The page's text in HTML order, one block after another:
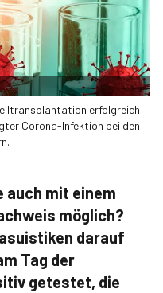
erfolgreich
Corona-Infektion bei den
auch mit einem
möglich?
darauf
Tag der
getestet, die